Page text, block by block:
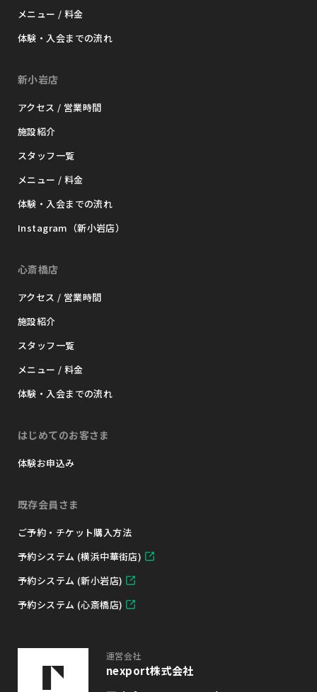
メニュー / 料金
体験・入会までの流れ
新小岩店
アクセス / 営業時間
施設紹介
スタッフ一覧
メニュー / 料金
体験・入会までの流れ
Instagram（新小岩店）
心斎橋店
アクセス / 営業時間
施設紹介
スタッフ一覧
メニュー / 料金
体験・入会までの流れ
はじめてのお客さま
体験お申込み
既存会員さま
ご予約・チケット購入方法
予約システム (横浜中華街店)
予約システム (新小岩店)
予約システム (心斎橋店)
運営会社
nexport株式会社